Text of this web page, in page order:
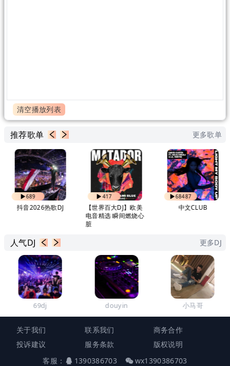
清空播放列表
推荐歌单 更多歌单
689
抖音2026热歌DJ
417
【世界百大DJ】欧美
电音精选 瞬间燃烧心
脏
68487
中文CLUB
人气DJ 更多DJ
69dj douyin 小马哥
关于我们 联系我们
商务合作
投诉建议
服务条款
版权说明
客服：
1390386703 wx1390386703